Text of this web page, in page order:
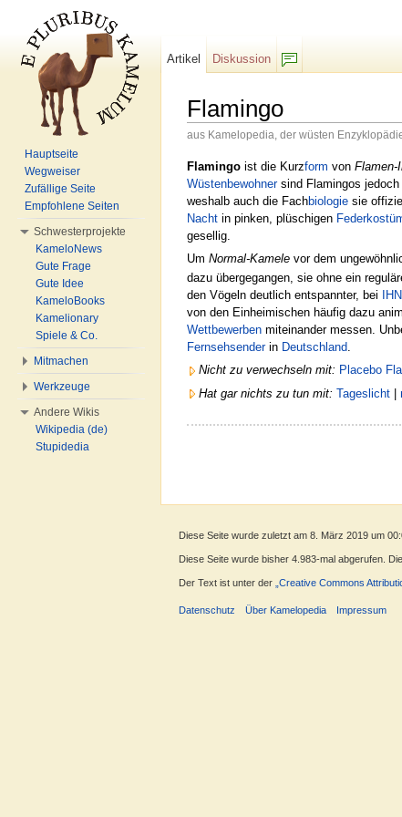
Flamingo
aus Kamelopedia, der wüsten
Flamingo ist die Kurzform von Flamen-
Wüstenbewohnersind Flamingos
weshalb auch die Fachbiologie sie
Nacht in pinken, plüschigen
gesellig.
Um Normal-Kamele vor dem
dazu übergegangen, sie ohne ein
den Vögeln deutlich entspannter, bei
von den Einheimischen häufig dazu
Wettbewerben miteinander messen.
Fernsehsenderin Deutschland
Nicht zu verwechseln mit: Placebo
Hat gar nichts zu tun mit: Tageslicht
Artikel
Diskussion
Hauptseite
Wegweiser
Zufällige Seite
Empfohlene Seiten
Schwesterprojekte
KameloNews
Gute Frage
Gute Idee
KameloBooks
Kamelionary
Spiele & Co.
Mitmachen
Werkzeuge
Andere Wikis
Wikipedia (de)
Stupidedia
Diese Seite wurde zuletzt am 8. März 2019 um
Diese Seite wurde bisher 4.983-mal abgerufen.
Der Text ist unter der „Creative Commons
Datenschutz Über Kamelopedia Impressum